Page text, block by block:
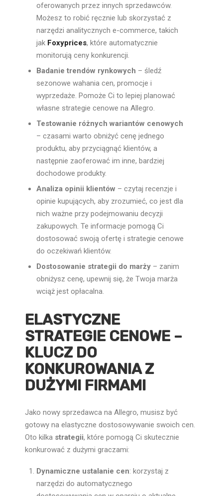
oferowanych przez innych sprzedawców.
Możesz to robić ręcznie lub skorzystać z
narzędzi analitycznych e-commerce, takich
jak Foxyprices, które automatycznie
monitorują ceny konkurencji.
Badanie trendów rynkowych – śledź
sezonowe wahania cen, promocje i
wyprzedaże. Pomoże Ci to lepiej planować
własne strategie cenowe na Allegro.
Testowanie różnych wariantów cenowych
– czasami warto obniżyć cenę jednego
produktu, aby przyciągnąć klientów, a
następnie zaoferować im inne, bardziej
dochodowe produkty.
Analiza opinii klientów – czytaj recenzje i
opinie kupujących, aby zrozumieć, co jest dla
nich ważne przy podejmowaniu decyzji
zakupowych. Te informacje pomogą Ci
dostosować swoją ofertę i strategie cenowe
do oczekiwań klientów.
Dostosowanie strategii do marży– zanim
obniżysz cenę, upewnij się, że Twoja marża
wciąż jest opłacalna.
ELASTYCZNE
STRATEGIE CENOWE –
KLUCZ DO
KONKUROWANIA Z
DUŻYMI FIRMAMI
Jako nowy sprzedawca na Allegro, musisz być
gotowy na elastyczne dostosowywanie swoich cen.
Oto kilka strategii, które pomogą Ci skutecznie
konkurować z dużymi graczami:
Dynamiczne ustalanie cen: korzystaj z
narzędzi do automatycznego